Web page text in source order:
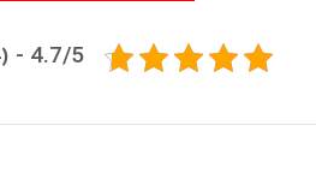
4.7/5 - (4 امتیاز)